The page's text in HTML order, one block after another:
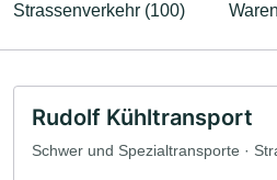
Strassenverkehr (100)
Rudolf Kühltransport
Schwer und Spezialtransporte ·